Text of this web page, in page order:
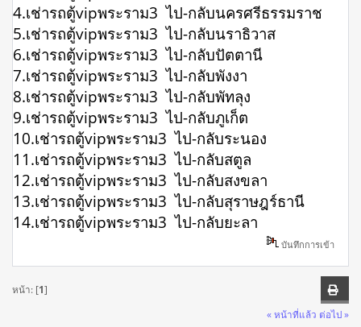
4.เช่ารถตู้vipพระราม3 ไป-กลับนครศรีธรรมราช
5.เช่ารถตู้vipพระราม3 ไป-กลับนราธิวาส
6.เช่ารถตู้vipพระราม3 ไป-กลับปัตตานี
7.เช่ารถตู้vipพระราม3 ไป-กลับพังงา
8.เช่ารถตู้vipพระราม3 ไป-กลับพัทลุง
9.เช่ารถตู้vipพระราม3 ไป-กลับภูเก็ต
10.เช่ารถตู้vipพระราม3 ไป-กลับระนอง
11.เช่ารถตู้vipพระราม3 ไป-กลับสตูล
12.เช่ารถตู้vipพระราม3 ไป-กลับสงขลา
13.เช่ารถตู้vipพระราม3 ไป-กลับสุราษฎร์ธานี
14.เช่ารถตู้vipพระราม3 ไป-กลับยะลา
บันทึกการเข้า
หน้า: [1]
« หน้าที่แล้ว ต่อไป »